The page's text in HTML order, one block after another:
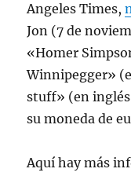
Angeles Times,
Jon (7 de
«Homer
Winnipegger»
stuff» (en
su moneda de
Aquí hay más